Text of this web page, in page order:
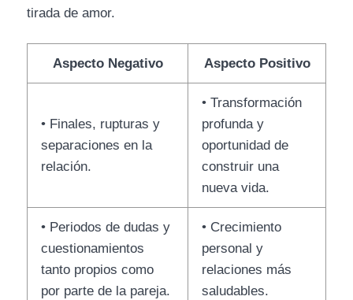
tirada de amor.
Aspecto Negativo Aspecto Positivo
• Finales, rupturas y
separaciones en la
relación.
• Transformación
profunda y
oportunidad de
construir una
nueva vida.
• Periodos de dudas y
cuestionamientos
tanto propios como
por parte de la pareja.
• Crecimiento
personal y
relaciones más
saludables.